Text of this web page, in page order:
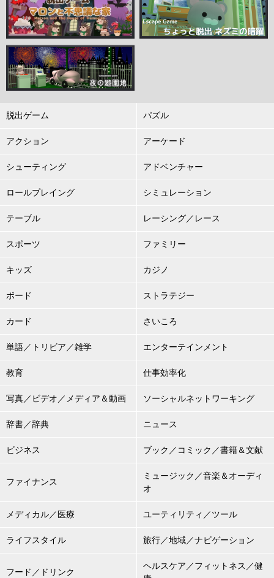
脱出ゲーム パズル
アクション アーケード
シューティング アドベンチャー
ロールプレイング シミュレーション
テーブル レーシング／レース
スポーツ ファミリー
キッズ カジノ
ボード ストラテジー
カード さいころ
単語／トリビア／雑学 エンターテインメント
教育 仕事効率化
写真／ビデオ／メディア＆動画 ソーシャルネットワーキング
辞書／辞典 ニュース
ビジネス ブック／コミック／書籍＆文献
ファイナンス
ミュージック／音楽＆オーディ
オ
メディカル／医療 ユーティリティ／ツール
ライフスタイル 旅行／地域／ナビゲーション
フード／ドリンク
ヘルスケア／フィットネス／健